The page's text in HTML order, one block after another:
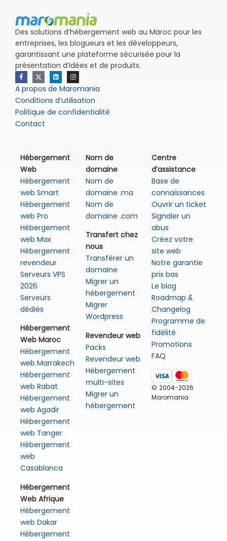
Des solutions d’hébergement web au Maroc pour les
entreprises, les blogueurs et les développeurs,
garantissant une plateforme sécurisée pour la
présentation d’idées et de produits.
A propos de Maromania
Conditions d’utilisation
Politique de confidentialité
Contact
Hébergement
Web
Hébergement
web Smart
Hébergement
web Pro
Hébergement
web Max
Hébergement
revendeur
Serveurs VPS
2026
Serveurs
dédiés
Hébergement
Web Maroc
Hébergement
web Marrakech
Hébergement
web Rabat
Hébergement
web Agadir
Hébergement
web Tanger
Hébergement
web
Casablanca
Hébergement
Web Afrique
Hébergement
web Dakar
Hébergement
Nom de
domaine
Nom de
domaine .ma
Nom de
domaine .com
Transfert chez
nous
Transférer un
domaine
Migrer un
hébergement
Migrer
Wordpress
Revendeur web
Packs
Revendeur web
Hébergement
multi-sites
Migrer un
hébergement
Centre
d’assistance
Base de
connaissances
Ouvrir un ticket
Signaler un
abus
Créez votre
site web
Notre garantie
prix bas
Le blog
Roadmap &
Changelog
Programme de
fidélité
Promotions
FAQ
© 2004-2026
Maromania